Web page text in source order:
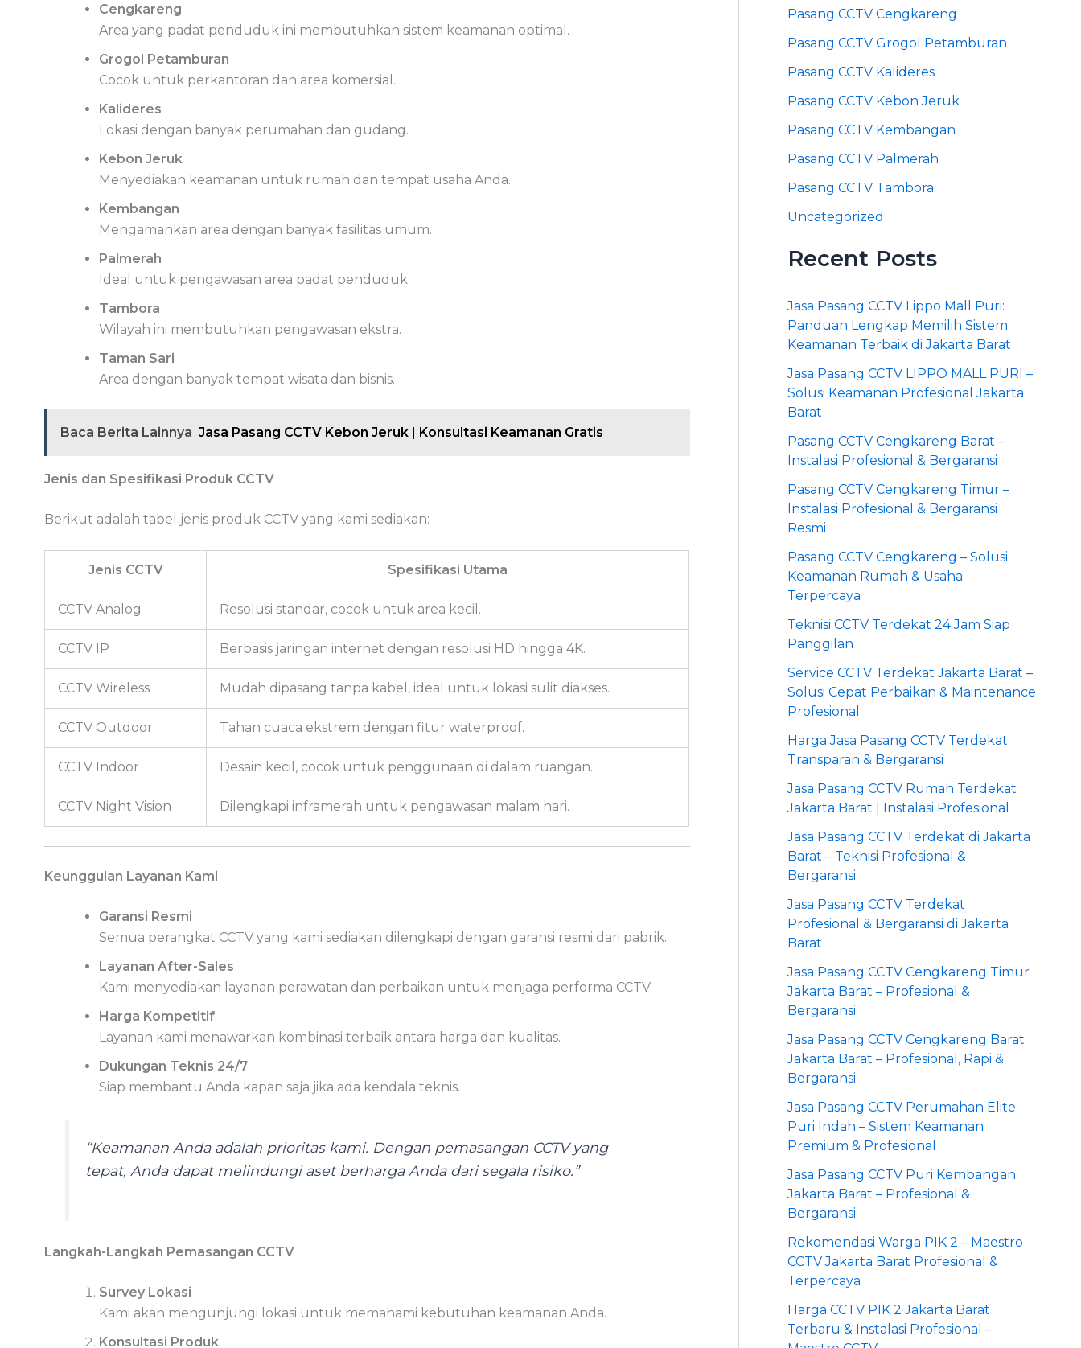
Cengkareng
Area yang padat penduduk ini membutuhkan sistem keamanan optimal.
Grogol Petamburan
Cocok untuk perkantoran dan area komersial.
Kalideres
Lokasi dengan banyak perumahan dan gudang.
Kebon Jeruk
Menyediakan keamanan untuk rumah dan tempat usaha Anda.
Kembangan
Mengamankan area dengan banyak fasilitas umum.
Palmerah
Ideal untuk pengawasan area padat penduduk.
Tambora
Wilayah ini membutuhkan pengawasan ekstra.
Taman Sari
Area dengan banyak tempat wisata dan bisnis.
Baca Berita Lainnya Jasa Pasang CCTV Kebon Jeruk | Konsultasi Keamanan Gratis
Jenis dan Spesifikasi Produk CCTV
Berikut adalah tabel jenis produk CCTV yang kami sediakan:
Jenis CCTV Spesifikasi Utama
CCTV Analog Resolusi standar, cocok untuk area kecil.
CCTV IP Berbasis jaringan internet dengan resolusi HD hingga 4K.
CCTV Wireless Mudah dipasang tanpa kabel, ideal untuk lokasi sulit diakses.
CCTV Outdoor Tahan cuaca ekstrem dengan fitur waterproof.
CCTV Indoor Desain kecil, cocok untuk penggunaan di dalam ruangan.
CCTV Night Vision Dilengkapi inframerah untuk pengawasan malam hari.
Keunggulan Layanan Kami
Garansi Resmi
Semua perangkat CCTV yang kami sediakan dilengkapi dengan garansi resmi dari pabrik.
Layanan After-Sales
Kami menyediakan layanan perawatan dan perbaikan untuk menjaga performa CCTV.
Harga Kompetitif
Layanan kami menawarkan kombinasi terbaik antara harga dan kualitas.
Dukungan Teknis 24/7
Siap membantu Anda kapan saja jika ada kendala teknis.
“Keamanan Anda adalah prioritas kami. Dengan pemasangan CCTV yang
tepat, Anda dapat melindungi aset berharga Anda dari segala risiko.”
Langkah-Langkah Pemasangan CCTV
Survey Lokasi
Kami akan mengunjungi lokasi untuk memahami kebutuhan keamanan Anda.
Konsultasi Produk
Pasang CCTV Cengkareng
Pasang CCTV Grogol Petamburan
Pasang CCTV Kalideres
Pasang CCTV Kebon Jeruk
Pasang CCTV Kembangan
Pasang CCTV Palmerah
Pasang CCTV Tambora
Uncategorized
Recent Posts
Jasa Pasang CCTV Lippo Mall Puri:
Panduan Lengkap Memilih Sistem
Keamanan Terbaik di Jakarta Barat
Jasa Pasang CCTV LIPPO MALL PURI –
Solusi Keamanan Profesional Jakarta
Barat
Pasang CCTV Cengkareng Barat –
Instalasi Profesional & Bergaransi
Pasang CCTV Cengkareng Timur –
Instalasi Profesional & Bergaransi
Resmi
Pasang CCTV Cengkareng – Solusi
Keamanan Rumah & Usaha
Terpercaya
Teknisi CCTV Terdekat 24 Jam Siap
Panggilan
Service CCTV Terdekat Jakarta Barat –
Solusi Cepat Perbaikan & Maintenance
Profesional
Harga Jasa Pasang CCTV Terdekat
Transparan & Bergaransi
Jasa Pasang CCTV Rumah Terdekat
Jakarta Barat | Instalasi Profesional
Jasa Pasang CCTV Terdekat di Jakarta
Barat – Teknisi Profesional &
Bergaransi
Jasa Pasang CCTV Terdekat
Profesional & Bergaransi di Jakarta
Barat
Jasa Pasang CCTV Cengkareng Timur
Jakarta Barat – Profesional &
Bergaransi
Jasa Pasang CCTV Cengkareng Barat
Jakarta Barat – Profesional, Rapi &
Bergaransi
Jasa Pasang CCTV Perumahan Elite
Puri Indah – Sistem Keamanan
Premium & Profesional
Jasa Pasang CCTV Puri Kembangan
Jakarta Barat – Profesional &
Bergaransi
Rekomendasi Warga PIK 2 – Maestro
CCTV Jakarta Barat Profesional &
Terpercaya
Harga CCTV PIK 2 Jakarta Barat
Terbaru & Instalasi Profesional –